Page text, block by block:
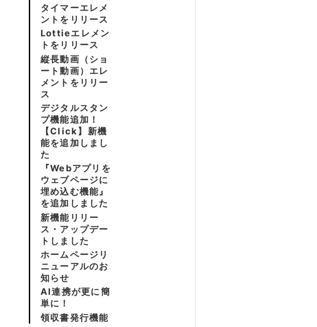
タイマーエレメ
ントをリリース
Lottieエレメン
トをリリース
縦長動画（ショ
ート動画）エレ
メントをリリー
ス
デジタルスタン
プ機能追加！
【Click】新機
能を追加しまし
た
『Webアプリを
ウェブページに
埋め込む機能』
を追加しました
新機能リリー
ス・アップデー
トしました
ホームページリ
ニューアルのお
知らせ
AI連携が更に簡
単に！
領収書発行機能